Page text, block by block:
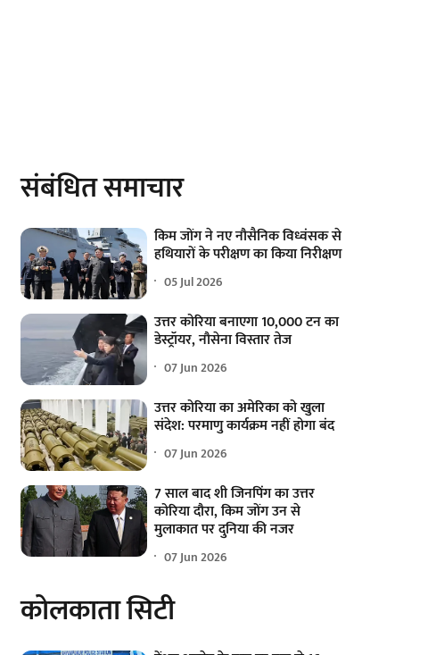
संबंधित समाचार
किम जोंग ने नए नौसैनिक विध्वंसक से
हथियारों के परीक्षण का किया निरीक्षण
05 Jul 2026
उत्तर कोरिया बनाएगा 10,000 टन का
डेस्ट्रॉयर, नौसेना विस्तार तेज
07 Jun 2026
उत्तर कोरिया का अमेरिका को खुला
संदेश: परमाणु कार्यक्रम नहीं होगा बंद
07 Jun 2026
7 साल बाद शी जिनपिंग का उत्तर
कोरिया दौरा, किम जोंग उन से
मुलाकात पर दुनिया की नजर
07 Jun 2026
कोलकाता सिटी